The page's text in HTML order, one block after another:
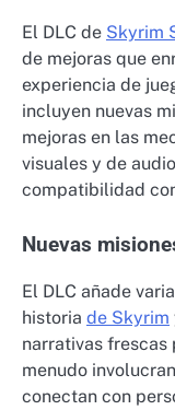
El DLC de Skyrim
de mejoras que
experiencia de
incluyen nuevas
mejoras en las
visuales y de
compatibilidad
Nuevas
El DLC añade
historia de Skyrim
narrativas frescas
menudo
conectan con